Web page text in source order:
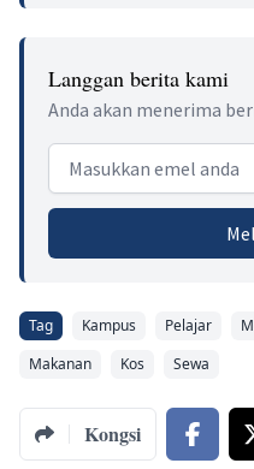
Langgan berita kami
Anda akan menerima
Email address
Tag Kampus Pelajar
Makanan
Kos Sewa
Kongsi